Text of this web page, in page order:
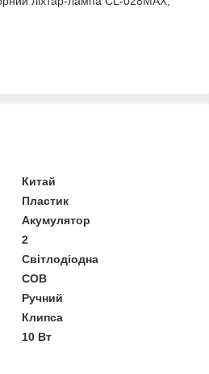
Китай
Пластик
Акумулятор
2
Світлодіодна
COB
Ручний
Клипса
10 Вт